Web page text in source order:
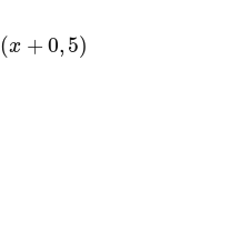
(x + 0, 5)